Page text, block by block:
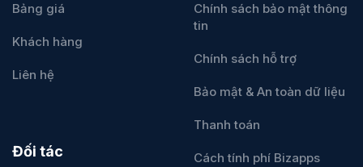
Bảng giá
Khách hàng
Liên hệ
Đối tác
Chính sách bảo mật thông
tin
Chính sách hỗ trợ
Bảo mật & An toàn dữ liệu
Thanh toán
Cách tính phí Bizapps